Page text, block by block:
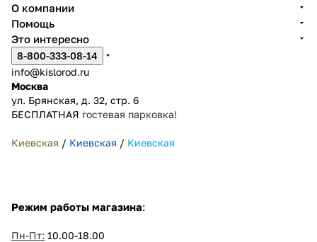
О компании
Помощь
Это интересно
8-800-333-08-14
info@kislorod.ru
Москва
ул. Брянская, д. 32, стр. 6
БЕСПЛАТНАЯ гостевая парковка!
Киевская / Киевская / Киевская
Режим работы магазина:
Пн-Пт: 10.00-18.00